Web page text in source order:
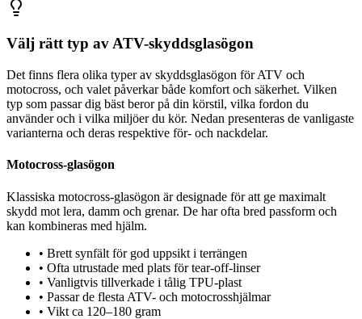
Välj rätt typ av ATV-skyddsglasögon
Det finns flera olika typer av skyddsglasögon för ATV och
motocross, och valet påverkar både komfort och säkerhet. Vilken
typ som passar dig bäst beror på din körstil, vilka fordon du
använder och i vilka miljöer du kör. Nedan presenteras de vanligaste
varianterna och deras respektive för- och nackdelar.
Motocross-glasögon
Klassiska motocross-glasögon är designade för att ge maximalt
skydd mot lera, damm och grenar. De har ofta bred passform och
kan kombineras med hjälm.
• Brett synfält för god uppsikt i terrängen
• Ofta utrustade med plats för tear-off-linser
• Vanligtvis tillverkade i tålig TPU-plast
• Passar de flesta ATV- och motocrosshjälmar
• Vikt ca 120–180 gram